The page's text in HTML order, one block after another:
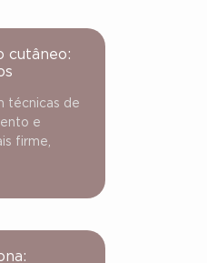
cutâneo:
técnicas de
e
firme,